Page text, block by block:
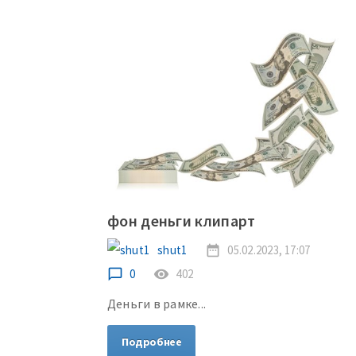
фон деньги клипарт
shut1 date_range 05.02.2023, 17:07
chat_bubble_outline 0 remove_red_eye 402
Деньги в рамке...
Подробнее